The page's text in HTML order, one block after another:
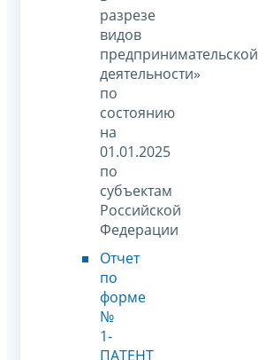
разрезе
видов
предпринимательской
деятельности»
по
состоянию
на
01.01.2025
по
субъектам
Российской
Федерации
Отчет
по
форме
№
1-
ПАТЕНТ